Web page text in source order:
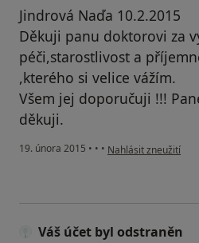
Jindrová Naďa 10.2.2015
Děkuji panu doktorovi za
péči,starostlivost a
,kterého si velice vážím.
Všem jej doporučuji !!!
děkuji.
19. února 2015 • • • podle názoru
Nahlásit zneužití
Váš účet byl odstraněn